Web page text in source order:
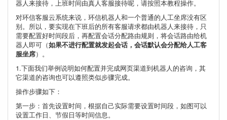
器人来接待，上班时间由真人客服接待呢，请按照本教程操作。
对环信客服云系统来说，环信机器人和一个普通的人工坐席没有区
别。所以，要实现在下班后的所有客服请求都由机器人来接待，只
需要配置好时间段后，再配置会话分配路由规则，将会话路由给机
器人即可（如果不进行配置就发起会话，会话默认会分配给人工客
服坐席）。
1.下面我们举例说明如何配置并完成网页渠道到机器人的咨询，其
它渠道的咨询也可以遵照类似步骤完成。
操作步骤如下：
第一步：首先设置时间，根据自己实际需要设置时间段，如图可以
设置工作日、节假日等时间信息。